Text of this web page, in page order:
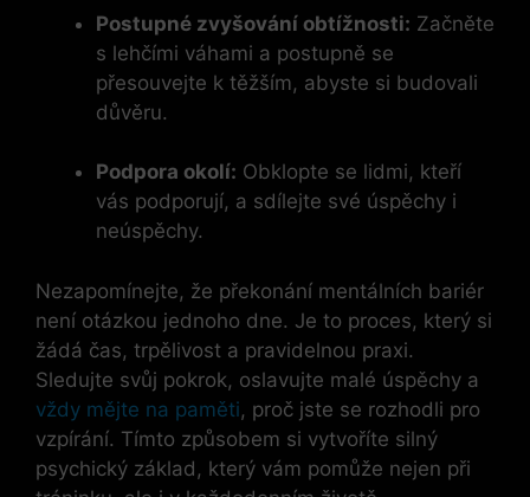
Postupné zvyšování obtížnosti: Začněte
s ⁤lehčími váhami ⁢a postupně se
přesouvejte ‍k těžším, abyste si budovali
důvěru.
Podpora⁤ okolí: Obklopte se lidmi, kteří
vás podporují, a sdílejte své úspěchy i
neúspěchy.
Nezapomínejte, že překonání mentálních bariér
není otázkou jednoho dne. Je ⁤to ⁣proces,⁣ který⁢ si
žádá čas, trpělivost a pravidelnou praxi.
Sledujte svůj pokrok, oslavujte malé úspěchy a
vždy mějte na paměti, proč jste se rozhodli pro
vzpírání. Tímto způsobem ⁢si vytvoříte silný
psychický základ, který vám⁣ pomůže nejen při